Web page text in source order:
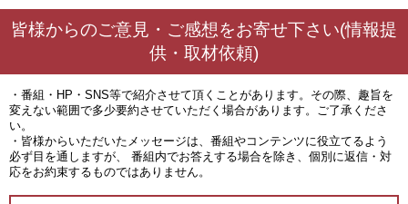
皆様からのご意見・ご感想をお寄せ下さい(情報提
供・取材依頼)
・番組・HP・SNS等で紹介させて頂くことがあります。その際、趣旨を
変えない範囲で多少要約させていただく場合があります。ご了承くださ
い。
・皆様からいただいたメッセージは、番組やコンテンツに役立てるよう
必ず目を通しますが、 番組内でお答えする場合を除き、個別に返信・対
応をお約束するものではありません。